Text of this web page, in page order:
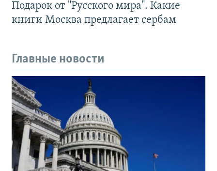
Подарок от "Русского мира". Какие
книги Москва предлагает сербам
Главные новости